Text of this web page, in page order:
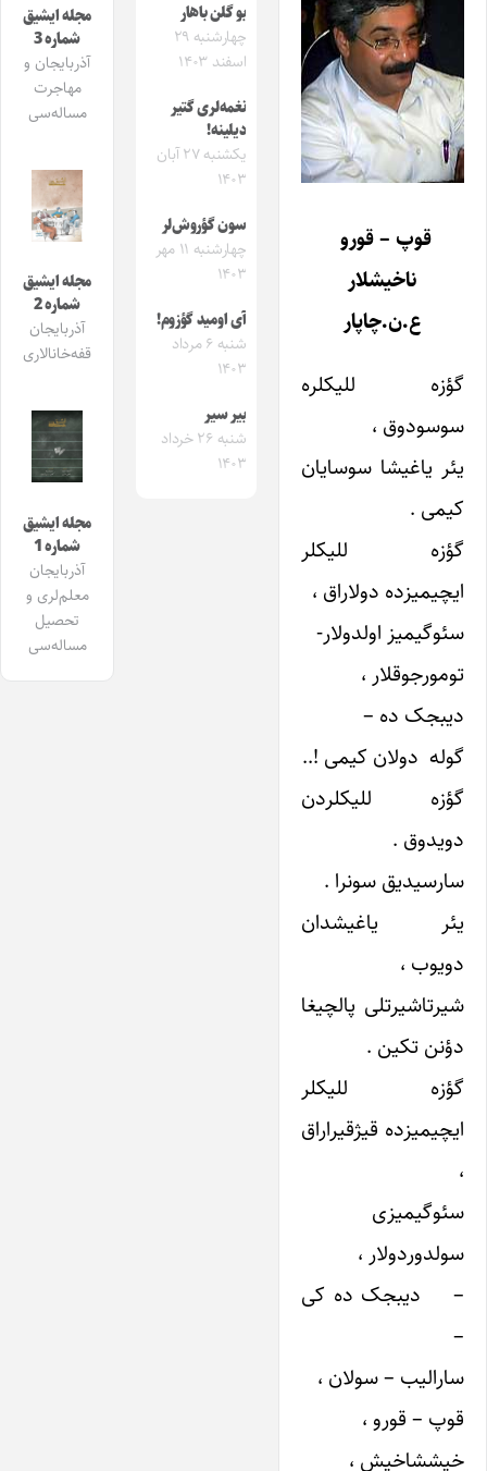
قوپ – قورو
ناخیشلار
ع.ن.چاپار
گؤزه للیکلره
سوسودوق ،
یئر یاغیشا سوسایان
کیمی .
گؤزه للیکلر
ایچیمیزده دولاراق ،
سئوگیمیز اولدولار-
تومورجوقلار ،
دیبجک ده –
گوله دولان کیمی !..
گؤزه للیکلردن
دویدوق .
سارسیدیق سونرا .
یئر یاغیشدان
دویوب ،
شیرتاشیرتلی پالچیغا
دؤنن تکین .
گؤزه للیکلر
ایچیمیزده قیژقیراراق
،
سئوگیمیزی
سولدوردولار ،
– دیبجک ده کی
–
سارالیب – سولان ،
قوپ – قورو ،
خیششاخیش ،
بو گلن باهار
چهارشنبه ۲۹
اسفند ۱۴۰۳
نغمه‌لری گتیر
دیلینه!
یکشنبه ۲۷ آبان
۱۴۰۳
سون گؤروش‌لر
چهارشنبه ۱۱ مهر
۱۴۰۳
آی اومید گؤزوم!
شنبه ۶ مرداد
۱۴۰۳
بیر سیر
شنبه ۲۶ خرداد
۱۴۰۳
مجله ایشیق
شماره 3
آذربایجان و
مهاجرت
مساله‌سی
مجله ایشیق
شماره 2
آذربایجان
قفه‌خانالاری
مجله ایشیق
شماره 1
آذربایجان
معلم‌لری و
تحصیل
مساله‌سی